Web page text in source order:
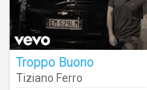
Troppo Buono
Tiziano Ferro